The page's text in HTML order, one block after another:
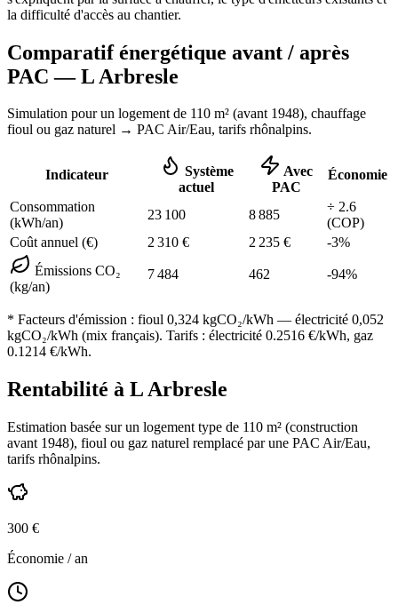
la difficulté d'accès au chantier.
Comparatif énergétique avant / après
PAC —L Arbresle
Simulation pour un logement de 110 m² (avant 1948), chauffage
fioul ou gaz naturel → PAC Air/Eau, tarifs rhônalpins.
Indicateur
Système
actuel
Avec
PAC
Économie
Consommation
(kWh/an)
23 100 8 885
÷ 2.6
(COP)
Coût annuel (€)
2 310 € 2 235 € -3%
Émissions CO₂
(kg/an)
7 484 462 -94%
* Facteurs d'émission : fioul 0,324 kgCO₂/kWh — électricité 0,052
kgCO₂/kWh (mix français). Tarifs : électricité 0.2516 €/kWh, gaz
0.1214 €/kWh.
Rentabilité à L Arbresle
Estimation basée sur un logement type de 110 m² (construction
avant 1948), fioul ou gaz naturel remplacé par une PAC Air/Eau,
tarifs rhônalpins.
300 €
Économie / an